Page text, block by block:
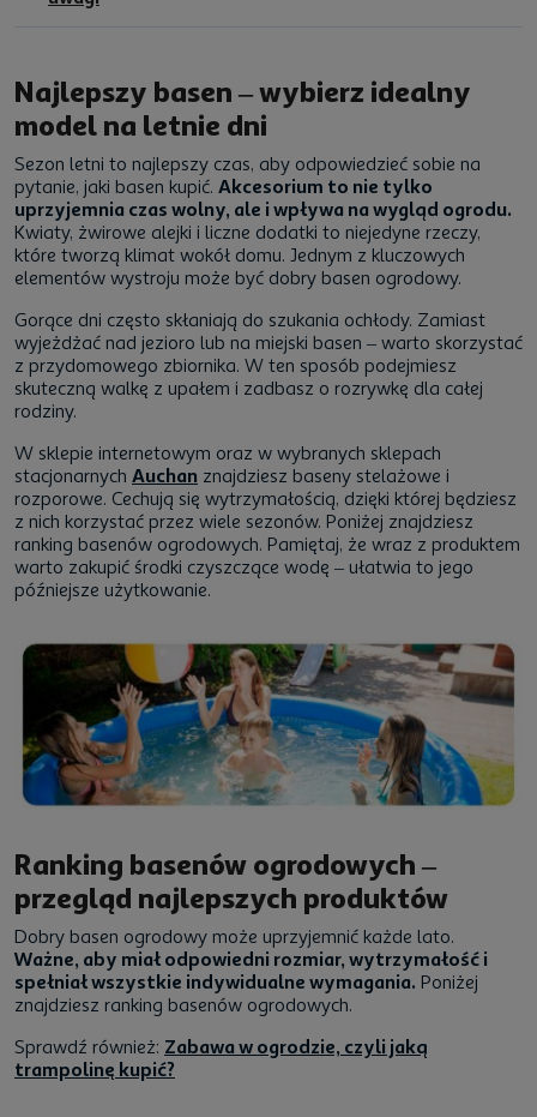
Najlepszy basen – wybierz idealny
model na letnie dni
Sezon letni to najlepszy czas, aby odpowiedzieć sobie na
pytanie, jaki basen kupić. Akcesorium to nie tylko
uprzyjemnia czas wolny, ale i wpływa na wygląd ogrodu.
Kwiaty, żwirowe alejki i liczne dodatki to niejedyne rzeczy,
które tworzą klimat wokół domu. Jednym z kluczowych
elementów wystroju może być dobry basen ogrodowy.
Gorące dni często skłaniają do szukania ochłody. Zamiast
wyjeżdżać nad jezioro lub na miejski basen – warto skorzystać
z przydomowego zbiornika. W ten sposób podejmiesz
skuteczną walkę z upałem i zadbasz o rozrywkę dla całej
rodziny.
W sklepie internetowym oraz w wybranych sklepach
stacjonarnych Auchan znajdziesz baseny stelażowe i
rozporowe. Cechują się wytrzymałością, dzięki której będziesz
z nich korzystać przez wiele sezonów. Poniżej znajdziesz
ranking basenów ogrodowych. Pamiętaj, że wraz z produktem
warto zakupić środki czyszczące wodę – ułatwia to jego
późniejsze użytkowanie.
Ranking basenów ogrodowych –
przegląd najlepszych produktów
Dobry basen ogrodowy może uprzyjemnić każde lato.
Ważne, aby miał odpowiedni rozmiar, wytrzymałość i
spełniał wszystkie indywidualne wymagania. Poniżej
znajdziesz ranking basenów ogrodowych.
Sprawdź również: Zabawa w ogrodzie, czyli jaką
trampolinę kupić?